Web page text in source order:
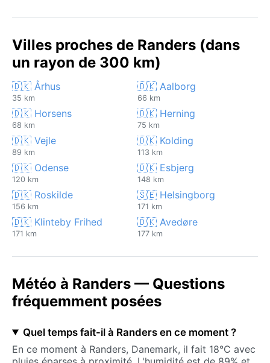
Villes proches de Randers (dans
un rayon de 300 km)
🇩🇰 Århus
35 km
🇩🇰 Aalborg
66 km
🇩🇰 Horsens
68 km
🇩🇰 Herning
75 km
🇩🇰 Vejle
89 km
🇩🇰 Kolding
113 km
🇩🇰 Odense
120 km
🇩🇰 Esbjerg
148 km
🇩🇰 Roskilde
156 km
🇸🇪 Helsingborg
171 km
🇩🇰 Klinteby Frihed
171 km
🇩🇰 Avedøre
177 km
Météo à Randers — Questions
fréquemment posées
Quel temps fait-il à Randers en ce moment ?
En ce moment à Randers, Danemark, il fait 18°C avec